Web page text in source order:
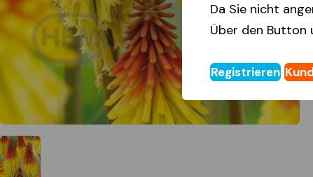
Da Sie nicht
Über den Button
Registrieren